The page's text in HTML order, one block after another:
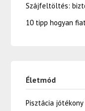
Szájfeltöltés:
10 tipp hogyan
Életmód
Pisztácia